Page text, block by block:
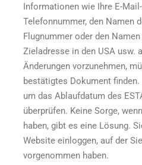
Informationen wie Ihre E-
Telefonnummer, den Namen
Flugnummer oder den
Zieladresse in den USA usw.
Änderungen vorzunehmen,
bestätigtes Dokument
um das Ablaufdatum des
überprüfen. Keine Sorge,
haben, gibt es eine Lösung.
Website einloggen, auf der
vorgenommen haben.